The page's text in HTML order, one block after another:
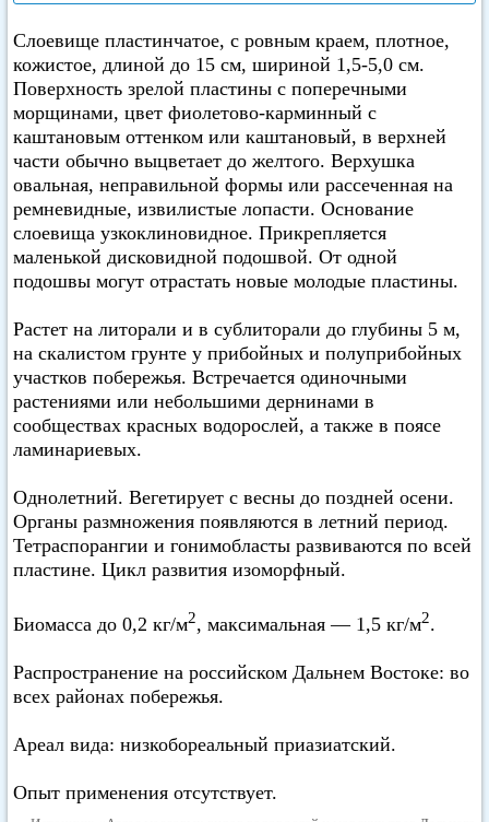
Слоевище пластинчатое, с ровным краем, плотное,
кожистое, длиной до 15 см, шириной 1,5-5,0 см.
Поверхность зрелой пластины с поперечными
морщинами, цвет фиолетово-карминный с
каштановым оттенком или каштановый, в верхней
части обычно выцветает до желтого. Верхушка
овальная, неправильной формы или рассеченная на
ремневидные, извилистые лопасти. Основание
слоевища узкоклиновидное. Прикрепляется
маленькой дисковидной подошвой. От одной
подошвы могут отрастать новые молодые пластины.
Растет на литорали и в сублиторали до глубины 5 м,
на скалистом грунте у прибойных и полуприбойных
участков побережья. Встречается одиночными
растениями или небольшими дернинами в
сообществах красных водорослей, а также в поясе
ламинариевых.
Однолетний. Вегетирует с весны до поздней осени.
Органы размножения появляются в летний период.
Тетраспорангии и гонимобласты развиваются по всей
пластине. Цикл развития изоморфный.
Биомасса до 0,2 кг/м2, максимальная — 1,5 кг/м2.
Распространение на российском Дальнем Востоке: во
всех районах побережья.
Ареал вида: низкобореальный приазиатский.
Опыт применения отсутствует.